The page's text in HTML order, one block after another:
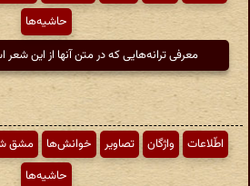
حاشیه‌ها
معرفی ترانه‌هایی که در متن آنها از این
اطّلاعات واژگان تصاویر خوانش‌ها مشق
حاشیه‌ها